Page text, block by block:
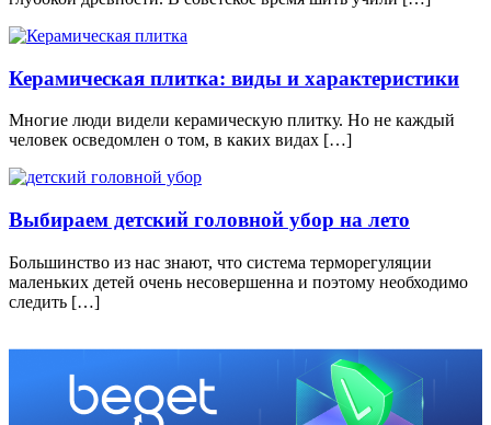
Керамическая плитка: виды и характеристики
Многие люди видели керамическую плитку. Но не каждый
человек осведомлен о том, в каких видах […]
Выбираем детский головной убор на лето
Большинство из нас знают, что система терморегуляции
маленьких детей очень несовершенна и поэтому необходимо
следить […]